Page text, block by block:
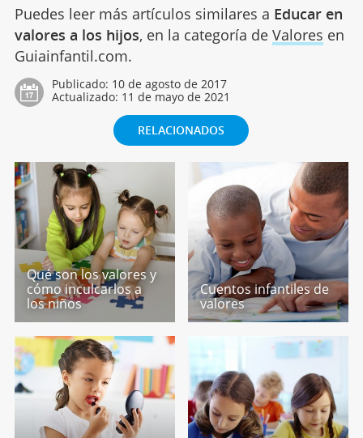
Puedes leer más artículos similares a Educar en
valores a los hijos, en la categoría de Valores en
Guiainfantil.com.
Publicado: 10 de agosto de 2017
Actualizado: 11 de mayo de 2021
RELACIONADOS
Qué son los valores y
cómo inculcarlos a
los niños
Cuentos infantiles de
valores